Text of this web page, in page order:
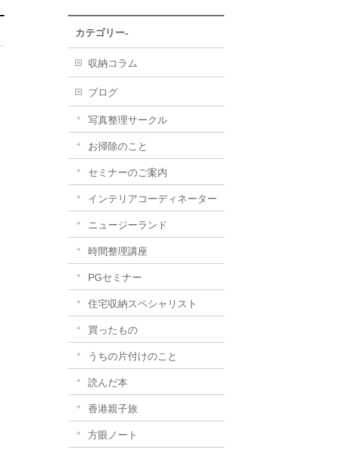
カテゴリー-
収納コラム
ブログ
写真整理サークル
お掃除のこと
セミナーのご案内
インテリアコーディネーター
ニュージーランド
時間整理講座
PGセミナー
住宅収納スペシャリスト
買ったもの
うちの片付けのこと
読んだ本
香港親子旅
方眼ノート